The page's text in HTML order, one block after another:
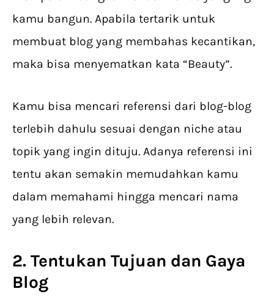
kamu bangun. Apabila tertarik untuk
membuat blog yang membahas kecantikan,
maka bisa menyematkan kata “Beauty”.
Kamu bisa mencari referensi dari blog-blog
terlebih dahulu sesuai dengan niche atau
topik yang ingin dituju. Adanya referensi ini
tentu akan semakin memudahkan kamu
dalam memahami hingga mencari nama
yang lebih relevan.
2. Tentukan Tujuan dan Gaya
Blog